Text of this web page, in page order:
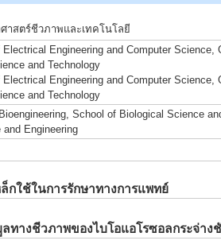
าสตร์ชีวภาพและเทคโนโลยี
Electrical Engineering and Computer Science,
and Technology
Electrical Engineering and Computer Science,
and Technology
School of Biological Science
Engineering
กใช้ในการรักษาทางการแพทย์
ทางชีวภาพของไบโอแอโรซอลกระจ่าง